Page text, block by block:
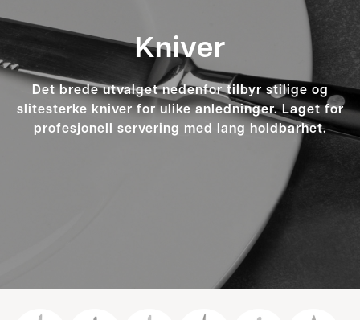
Kniver
Det brede utvalget nedenfor tilbyr stilige og
slitesterke kniver for ulike anledninger. Laget for
profesjonell servering med lang holdbarhet.